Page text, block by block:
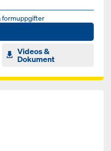
formuppgifter
Videos &
Dokument